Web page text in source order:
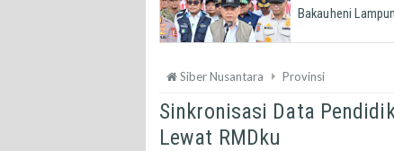
Bakauheni
Siber Nusantara Provinsi
Sinkronisasi Data
Lewat RMDku